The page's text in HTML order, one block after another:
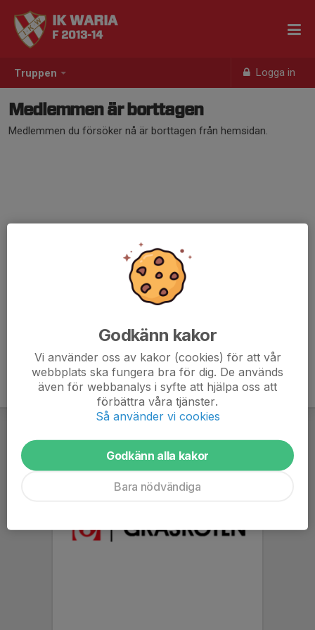
Truppen Logga in
IK WARIA
F 2013-14
Medlemmen är borttagen
Medlemmen du försöker nå är borttagen från hemsidan.
Godkänn kakor
Vi använder oss av kakor (cookies) för att vår
webbplats ska fungera bra för dig. De används
även för webbanalys i syfte att hjälpa oss att
förbättra våra tjänster.
Så använder vi cookies
Godkänn alla kakor
Bara nödvändiga